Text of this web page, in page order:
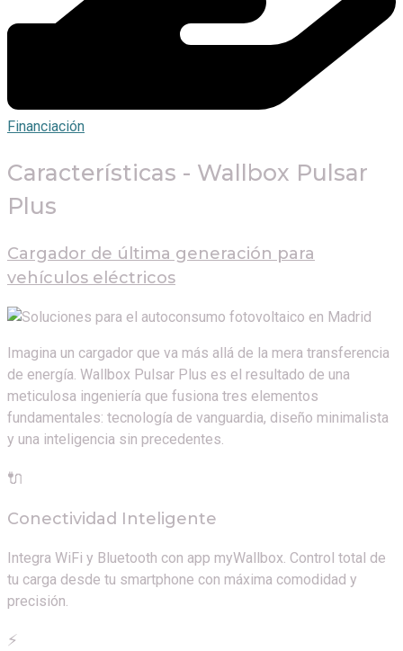
Financiación
Características - Wallbox Pulsar
Plus
Cargador de última generación para
vehículos eléctricos
Imagina un cargador que va más allá de la mera transferencia
de energía. Wallbox Pulsar Plus es el resultado de una
meticulosa ingeniería que fusiona tres elementos
fundamentales: tecnología de vanguardia, diseño minimalista
y una inteligencia sin precedentes.
🔌
Conectividad Inteligente
Integra WiFi y Bluetooth con app myWallbox. Control total de
tu carga desde tu smartphone con máxima comodidad y
precisión.
⚡